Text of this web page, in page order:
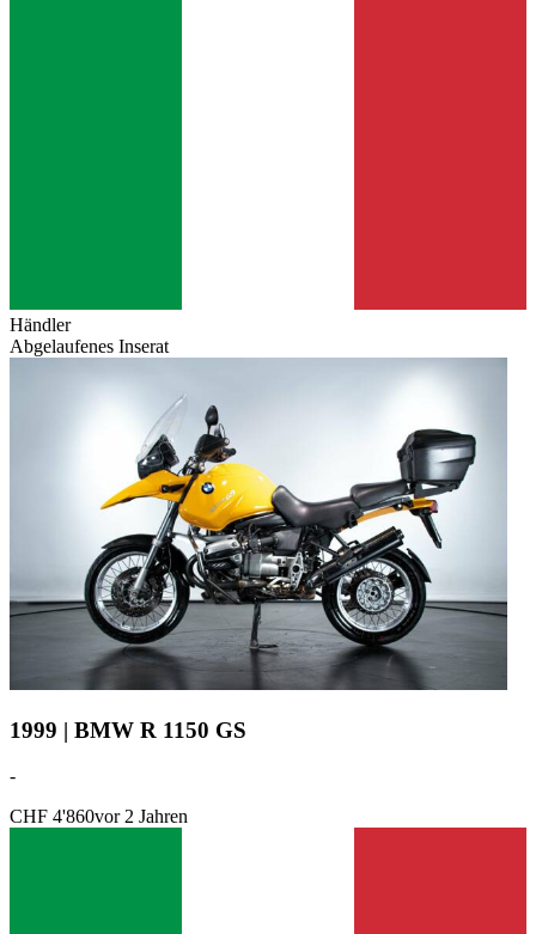
Händler
Abgelaufenes Inserat
1999 | BMW R 1150 GS
-
CHF 4'860vor 2 Jahren